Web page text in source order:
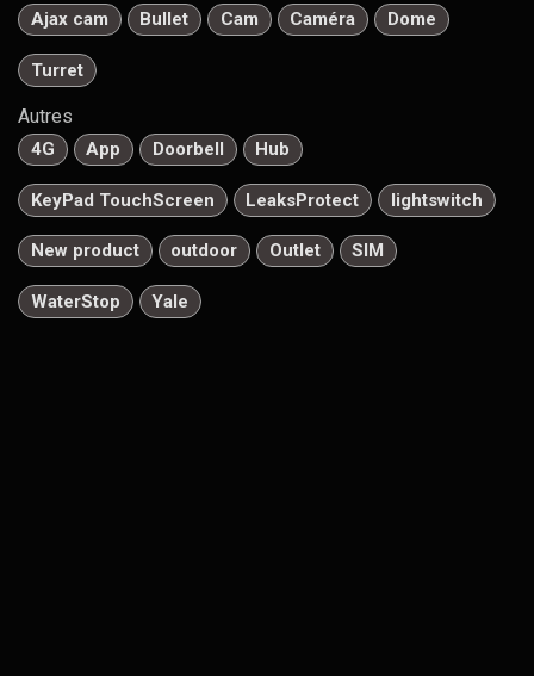
Ajax cam Bullet Cam Caméra Dome
Turret
Autres
4G App Doorbell Hub
KeyPad TouchScreen LeaksProtect lightswitch
New product outdoor Outlet SIM
WaterStop Yale